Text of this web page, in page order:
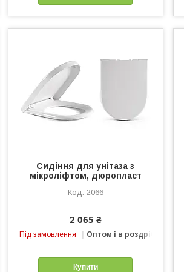
Сидіння для унітаза з
мікроліфтом, дюропласт
2066
2 065 ₴
Під замовлення Оптом і в роздріб
Купити